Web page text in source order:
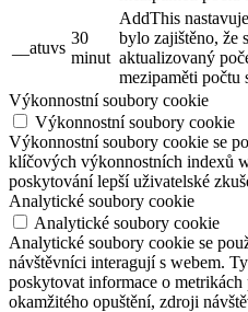
__atuvs
30
minut
AddThis
bylo zajištěno, že
aktualizovaný
mezipaměti počtu
Výkonnostní soubory cookie
Výkonnostní soubory cookie
Výkonnostní soubory cookie se
klíčových výkonnostních indexů
poskytování lepší uživatelské
Analytické soubory cookie
Analytické soubory cookie
Analytické soubory cookie se
návštěvníci interagují s webem.
poskytovat informace o
okamžitého opuštění, zdroji